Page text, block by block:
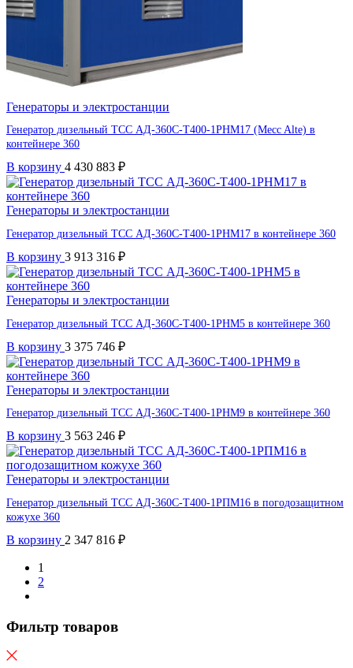
Генераторы и электростанции
Генератор дизельный ТСС АД-360С-Т400-1РНМ17 (Mecc Alte) в
контейнере 360
В корзину 4 430 883 ₽
Генераторы и электростанции
Генератор дизельный ТСС АД-360С-Т400-1РНМ17 в контейнере 360
В корзину 3 913 316 ₽
Генераторы и электростанции
Генератор дизельный ТСС АД-360С-Т400-1РНМ5 в контейнере 360
В корзину 3 375 746 ₽
Генераторы и электростанции
Генератор дизельный ТСС АД-360С-Т400-1РНМ9 в контейнере 360
В корзину 3 563 246 ₽
Генераторы и электростанции
Генератор дизельный ТСС АД-360С-Т400-1РПМ16 в погодозащитном
кожухе 360
В корзину 2 347 816 ₽
1
2
Фильтр товаров